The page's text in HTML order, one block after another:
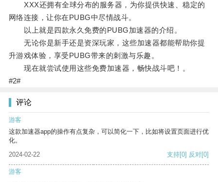
XXX还拥有全球分布的服务器，为你提供快速、稳定的
网络连接，让你在PUBG中尽情战斗。
以上就是四款永久免费的PUBG加速器的介绍。
无论你是新手还是资深玩家，这些加速器都能帮助你提
升游戏体验，享受PUBG带来的刺激与乐趣。
现在就尝试使用这些免费加速器，畅快战斗吧！。
#2#
评论
游客
这款加速器app的操作有点复杂，可以简化一下，比如将设置页面进行优
化。
2024-02-22
支持[0] 反对[0]
游客